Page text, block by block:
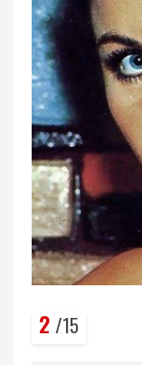
2 /15